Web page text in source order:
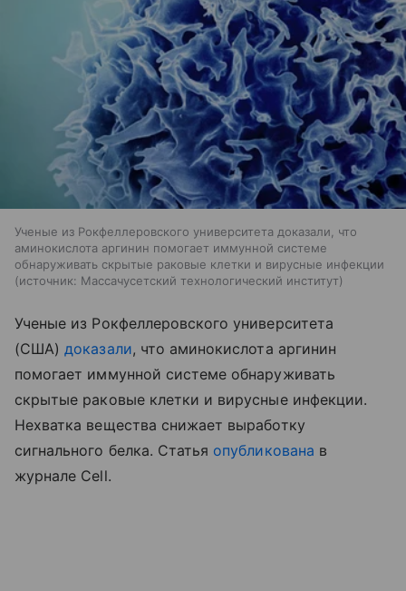
Ученые из Рокфеллеровского университета доказали, что
аминокислота аргинин помогает иммунной системе
обнаруживать скрытые раковые клетки и вирусные инфекции
источник: Массачусетский технологический институт
Ученые из Рокфеллеровского университета
(США)доказали, что аминокислота аргинин
помогает иммунной системе обнаруживать
скрытые раковые клетки и вирусные инфекции.
Нехватка вещества снижает выработку
сигнального белка. Статья опубликована в
журнале Cell.